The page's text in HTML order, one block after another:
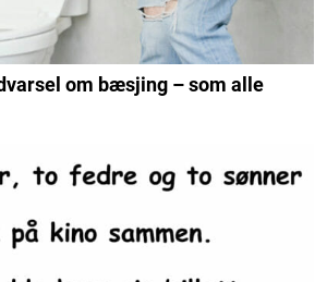
om bæsjing – som alle